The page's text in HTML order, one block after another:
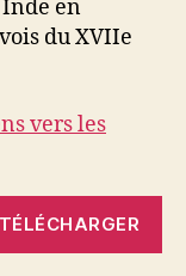
en
du XVIIe
vers les
TÉLÉCHARGER